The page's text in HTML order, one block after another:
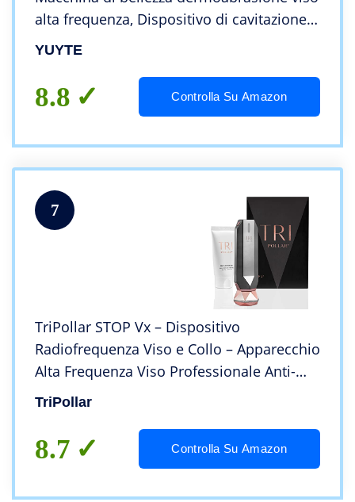
alta frequenza, Dispositivo di cavitazione
ad ultrasuoni, Attrezzatura di Modellatura
YUYTE
8.8 Controlla Su Amazon
7
TriPollar STOP Vx – Dispositivo
Radiofrequenza Viso e Collo – Apparecchio
Alta Frequenza Viso Professionale Anti-
Invecchiamento | Lifting | Tonificazione |
dall’FDA
TriPollar
8.7 Controlla Su Amazon